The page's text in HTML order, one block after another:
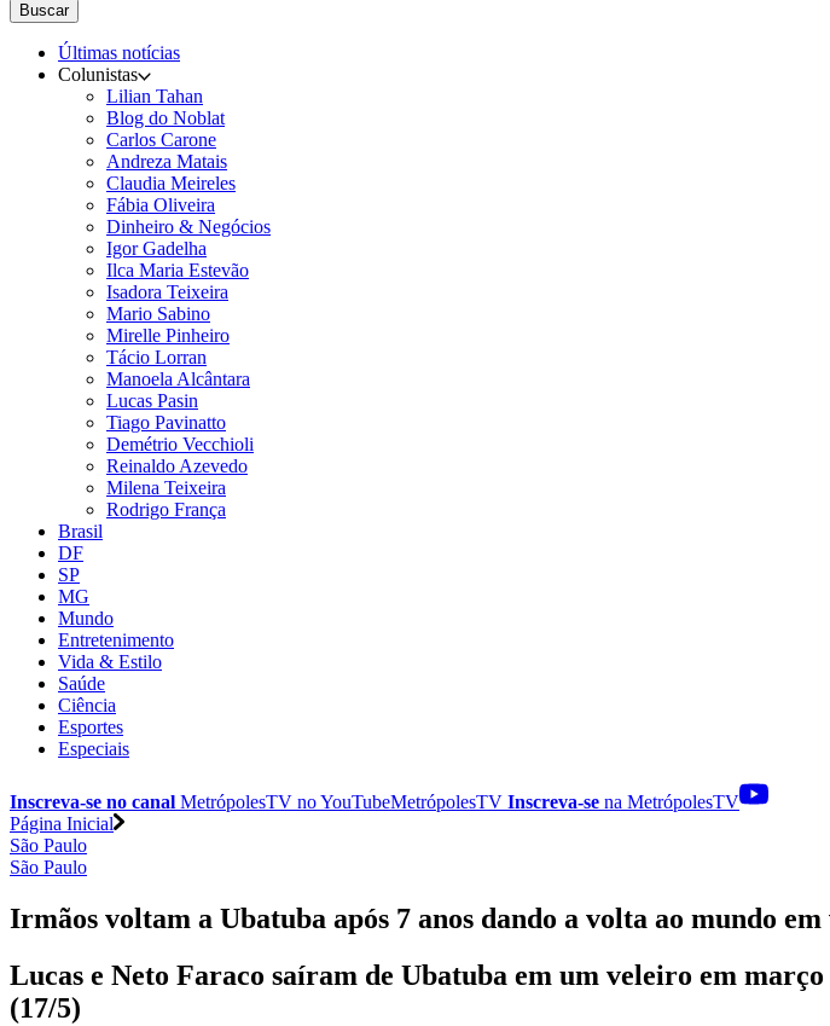
Buscar
Últimas notícias
Colunistas
Lilian Tahan
Blog do Noblat
Carlos Carone
Andreza Matais
Claudia Meireles
Fábia Oliveira
Dinheiro & Negócios
Igor Gadelha
Ilca Maria Estevão
Isadora Teixeira
Mario Sabino
Mirelle Pinheiro
Tácio Lorran
Manoela Alcântara
Lucas Pasin
Tiago Pavinatto
Demétrio Vecchioli
Reinaldo Azevedo
Milena Teixeira
Rodrigo França
Brasil
DF
SP
MG
Mundo
Entretenimento
Vida & Estilo
Saúde
Ciência
Esportes
Especiais
Inscreva-se no canal MetrópolesTV noYouTubeMetrópolesTV Inscreva-se na MetrópolesTV
Página Inicial
São Paulo
São Paulo
Irmãos voltam a Ubatuba após 7 anos dando a volta ao mundo
Lucas e Neto Faraco saíram de Ubatuba em um veleiro em
(17/5)